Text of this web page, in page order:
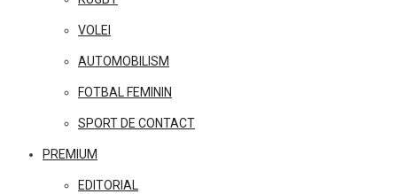
VOLEI
AUTOMOBILISM
FOTBAL FEMININ
SPORT DE CONTACT
PREMIUM
EDITORIAL